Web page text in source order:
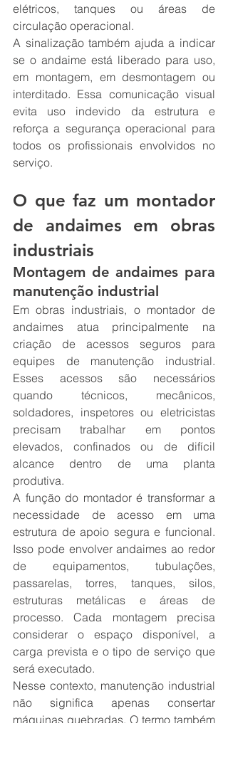
elétricos, tanques ou áreas de
circulação operacional.
A sinalização também ajuda a indicar
se o andaime está liberado para uso,
em montagem, em desmontagem ou
interditado. Essa comunicação visual
evita uso indevido da estrutura e
reforça a segurança operacional para
todos os profissionais envolvidos no
serviço.
O que faz um montador
de andaimes em obras
industriais
Montagem de andaimes para
manutenção industrial
Em obras industriais, o montador de
andaimes atua principalmente na
criação de acessos seguros para
equipes de manutenção industrial.
Esses acessos são necessários
quando técnicos, mecânicos,
soldadores, inspetores ou eletricistas
precisam trabalhar em pontos
elevados, confinados ou de difícil
alcance dentro de uma planta
produtiva.
A função do montador é transformar a
necessidade de acesso em uma
estrutura de apoio segura e funcional.
Isso pode envolver andaimes ao redor
de equipamentos, tubulações,
passarelas, torres, tanques, silos,
estruturas metálicas e áreas de
processo. Cada montagem precisa
considerar o espaço disponível, a
carga prevista e o tipo de serviço que
será executado.
Nesse contexto, manutenção industrial
não significa apenas consertar
máquinas quebradas. O termo também